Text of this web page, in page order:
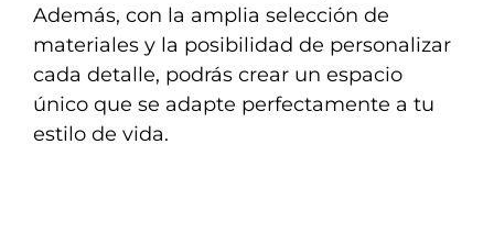
Además, con la amplia selección de
materiales y la posibilidad de personalizar
cada detalle, podrás crear un espacio
único que se adapte perfectamente a tu
estilo de vida.